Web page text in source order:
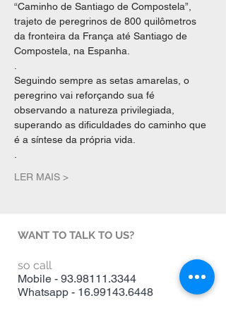
“Caminho de Santiago de Compostela”,
trajeto de peregrinos de 800 quilômetros
da fronteira da França até Santiago de
Compostela, na Espanha.
Seguindo sempre as setas amarelas, o
peregrino vai reforçando sua fé
observando a natureza privilegiada,
superando as dificuldades do caminho que
é a síntese da própria vida.
LER MAIS >
WANT TO TALK TO US?
so call
Mobile - 93.98111.3344
Whatsapp - 16.99143.6448